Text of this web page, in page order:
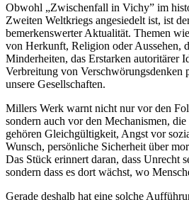
Obwohl „Zwischenfall in Vichy” im
Zweiten Weltkriegs angesiedelt ist, ist
bemerkenswerter Aktualität. Themen
von Herkunft, Religion oder Aussehen,
Minderheiten, das Erstarken autoritärer
Verbreitung von Verschwörungsdenken
unsere Gesellschaften.
Millers Werk warnt nicht nur vor den
sondern auch vor den Mechanismen,
gehören Gleichgültigkeit, Angst vor
Wunsch, persönliche Sicherheit über
Das Stück erinnert daran, dass Unrecht
sondern dass es dort wächst, wo
Gerade deshalb hat eine solche